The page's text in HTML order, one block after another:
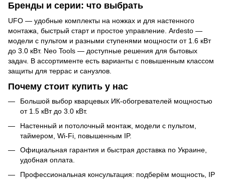
Бренды и серии: что выбрать
UFO — удобные комплекты на ножках и для настенного
монтажа, быстрый старт и простое управление. Ardesto —
модели с пультом и разными ступенями мощности от 1.6 кВт
до 3.0 кВт. Neo Tools — доступные решения для бытовых
задач. В ассортименте есть варианты с повышенным классом
защиты для террас и санузлов.
Почему стоит купить у нас
Большой выбор кварцевых ИК-обогревателей мощностью
от 1.5 кВт до 3.0 кВт.
Настенный и потолочный монтаж, модели с пультом,
таймером, Wi-Fi, повышенным IP.
Официальная гарантия и быстрая доставка по Украине,
удобная оплата.
Профессиональная консультация: подберём мощность, IP